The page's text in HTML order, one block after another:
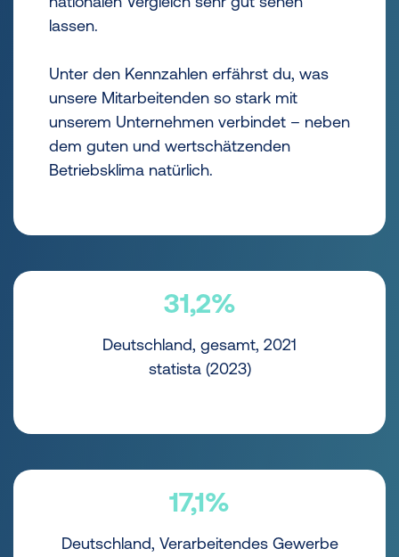
lassen.
Unter den Kennzahlen erfährst du, was
unsere Mitarbeitenden so stark mit
unserem Unternehmen verbindet – neben
dem guten und wertschätzenden
Betriebsklima natürlich.
31,2%
Deutschland, gesamt, 2021
statista (2023)
17,1%
Deutschland, Verarbeitendes Gewerbe